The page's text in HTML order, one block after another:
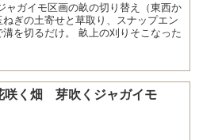
ャガイモ区画の畝の切り替え（東西か
ぎの土寄せと草取り、スナップエン
を切るだけ。 畝上の刈りそこなった
咲く畑 芽吹くジャガイモ